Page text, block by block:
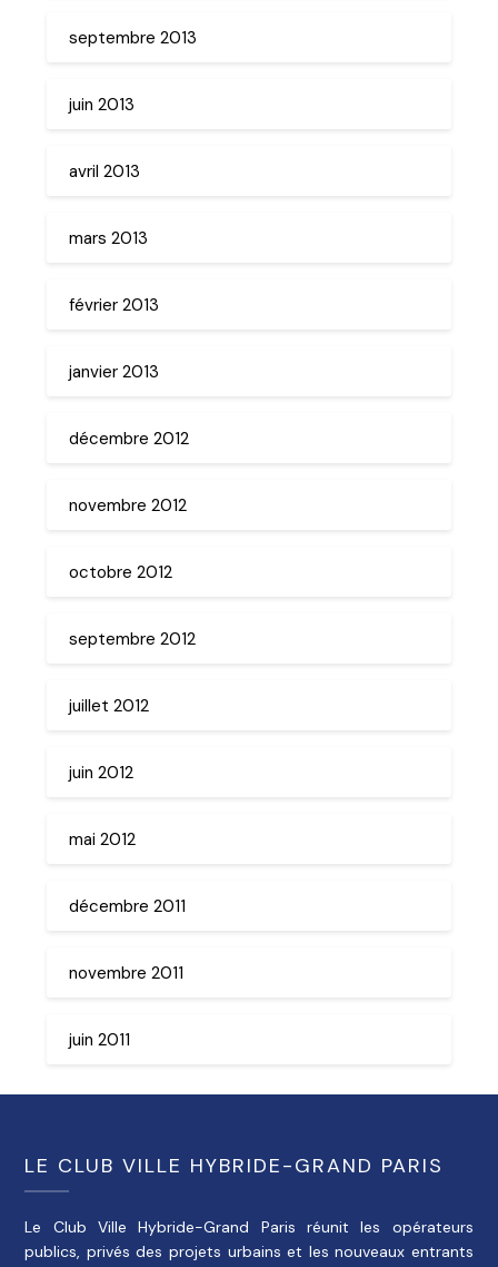
septembre 2013
juin 2013
avril 2013
mars 2013
février 2013
janvier 2013
décembre 2012
novembre 2012
octobre 2012
septembre 2012
juillet 2012
juin 2012
mai 2012
décembre 2011
novembre 2011
juin 2011
LE CLUB VILLE HYBRIDE-GRAND PARIS
Le Club Ville Hybride-Grand Paris réunit les opérateurs
publics, privés des projets urbains et les nouveaux entrants